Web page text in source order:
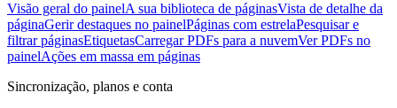
Visão geral do painelA sua biblioteca de páginasVista de detalhe da
páginaGerir destaques no painelPáginas com estrelaPesquisar e
filtrar páginasEtiquetasCarregar PDFs para a nuvemVer PDFs no
painelAções em massa em páginas
Sincronização, planos e conta